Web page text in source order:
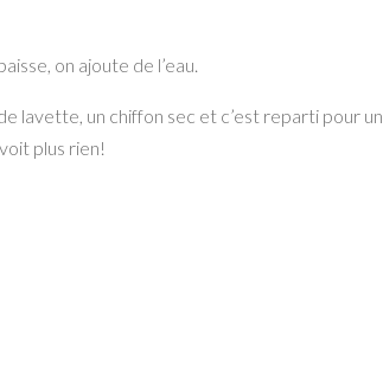
on ajoute de l’eau.
lavette, un chiffon sec et c’est reparti pour un
plus rien!